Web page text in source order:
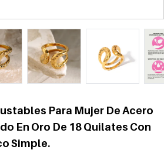
Para Mujer De Acero
En Oro De 18 Quilates Con
Simple.